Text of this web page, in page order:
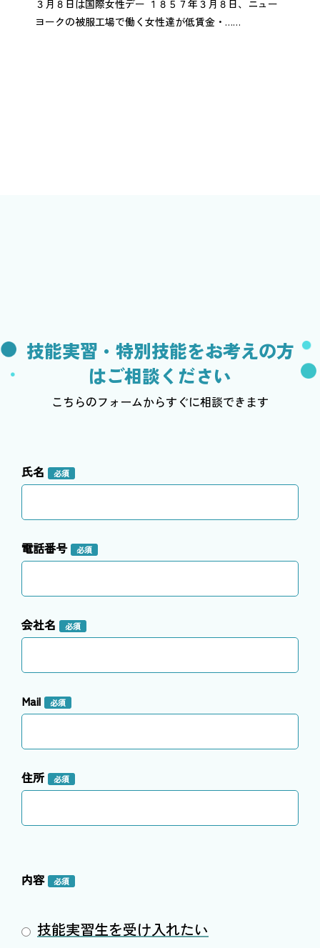
３月８日は国際女性デー １８５７年３月８日、ニュー
ヨークの被服工場で働く女性達が低賃金・……
技能実習・特別技能をお考えの方
はご相談ください
こちらのフォームからすぐに相談できます
氏名 必須
電話番号 必須
会社名 必須
Mail 必須
住所 必須
内容 必須
技能実習生を受け入れたい